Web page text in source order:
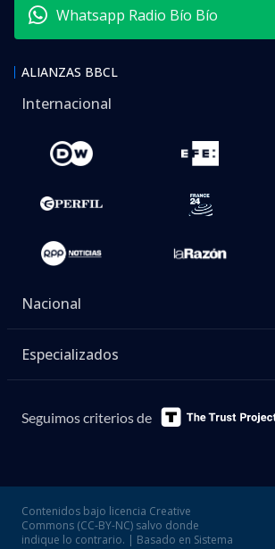
Whatsapp Radio Bío Bío
ALIANZAS BBCL
Internacional
Nacional
Especializados
Seguimos criterios de
Contenidos bajo licencia Creative
Commons (CC-BY-NC) salvo donde
indique lo contrario. | Basado en Sistema